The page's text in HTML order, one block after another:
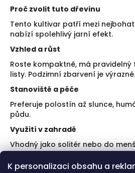
K personalizaci obsahu a
Proč zvolit tuto dřevinu
Tento kultivar patří mezi
nabízí spolehlivý jarní efekt.
Vzhled a růst
Roste kompaktně, má
listy. Podzimní zbarvení je výrazné.
Stanoviště a péče
Preferuje polostín až slunce,
půdu.
Využití v zahradě
Vhodný jako solitér nebo do